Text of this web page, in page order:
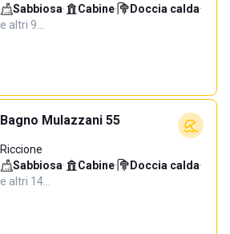
Sabbiosa· Cabine· Doccia calda·
e altri 9…
Bagno Mulazzani 55
Riccione
Sabbiosa· Cabine· Doccia calda·
e altri 14…